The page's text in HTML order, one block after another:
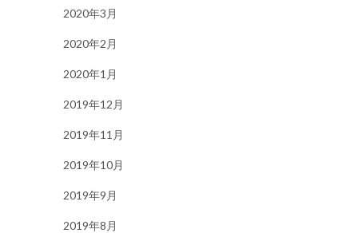
2020年3月
2020年2月
2020年1月
2019年12月
2019年11月
2019年10月
2019年9月
2019年8月